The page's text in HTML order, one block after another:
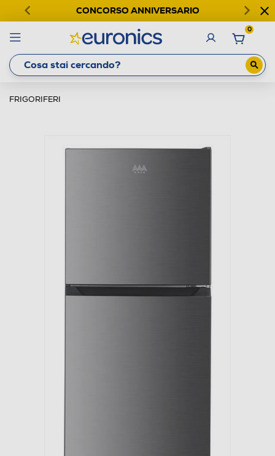
CONCORSO ANNIVERSARIO
0
FRIGORIFERI